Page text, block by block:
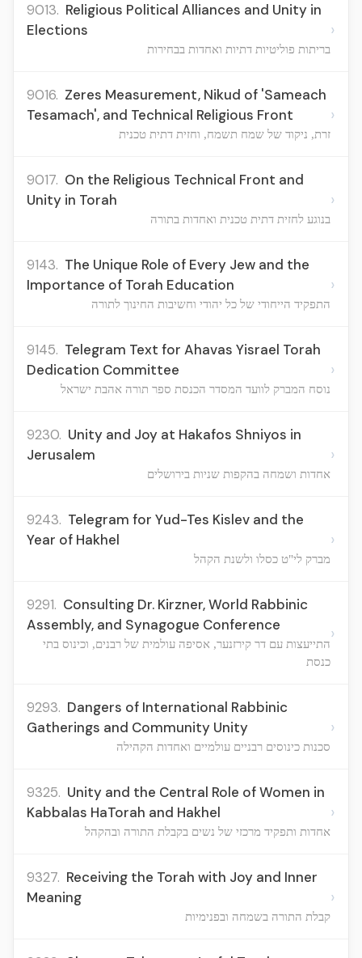
9013. Religious Political Alliances and Unity in
Elections
בריתות פוליטיות דתיות ואחדות בבחירות
›
9016. Zeres Measurement, Nikud of 'Sameach
Tesamach', and Technical Religious Front
זרת, ניקוד של שמח תשמח, וחזית דתית טכנית
›
9017. On the Religious Technical Front and
Unity in Torah
בנוגע לחזית דתית טכנית ואחדות בתורה
›
9143. The Unique Role of Every Jew and the
Importance of Torah Education
התפקיד הייחודי של כל יהודי וחשיבות החינוך לתורה
›
9145. Telegram Text for Ahavas Yisrael Torah
Dedication Committee
נוסח המברק לוועד המסדר הכנסת ספר תורה אהבת ישראל
›
9230. Unity and Joy at Hakafos Shniyos in
Jerusalem
אחדות ושמחה בהקפות שניות בירושלים
›
9243. Telegram for Yud-Tes Kislev and the
Year of Hakhel
מברק לי"ט כסלו ולשנת הקהל
›
9291. Consulting Dr. Kirzner, World Rabbinic
Assembly, and Synagogue Conference
התייעצות עם דר קירזנער, אסיפה עולמית של רבנים, וכינוס בתי
כנסת
›
9293. Dangers of International Rabbinic
Gatherings and Community Unity
סכנות כינוסים רבניים עולמיים ואחדות הקהילה
›
9325. Unity and the Central Role of Women in
Kabbalas HaTorah and Hakhel
אחדות ותפקיד מרכזי של נשים בקבלת התורה ובהקהל
›
9327. Receiving the Torah with Joy and Inner
Meaning
קבלת התורה בשמחה ובפנימיות
›